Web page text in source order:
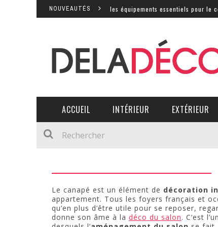
NOUVEAUTÉS
ergonomique : quels sont les équipements essentiels pour le
ACCUEIL INTÉRIEUR EXTÉRIEUR
Le canapé est un élément de décoration
appartement. Tous les foyers français et
qu’en plus d’être utile pour se reposer,
donne son âme à la déco du salon. C’est